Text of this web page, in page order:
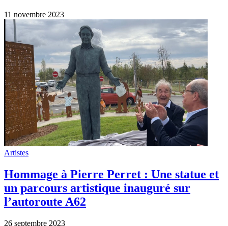
11 novembre 2023
Artistes
Hommage à Pierre Perret : Une statue et
un parcours artistique inauguré sur
l’autoroute A62
26 septembre 2023